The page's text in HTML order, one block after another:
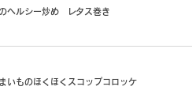
ヘルシー炒め レタス巻き
いものほくほくスコップコロッケ